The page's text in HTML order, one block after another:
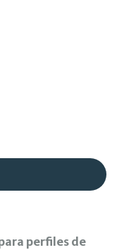
perfiles de